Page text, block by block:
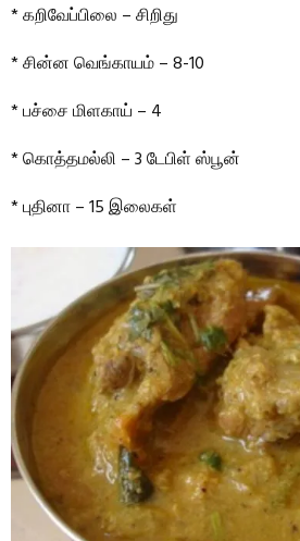
* கறிவேப்பிலை – சிறிது
* சின்ன வெங்காயம் – 8-10
* பச்சை மிளகாய் – 4
* கொத்தமல்லி – 3 டேபிள் ஸ்பூன்
* புதினா – 15 இலைகள்